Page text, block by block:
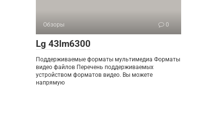
Обзоры 0
Lg 43lm6300
Поддерживаемые форматы мультимедиа Форматы
видео файлов Перечень поддерживаемых
устройством форматов видео. Вы можете
напрямую